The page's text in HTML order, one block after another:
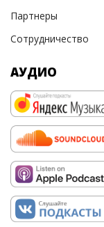
Партнеры
Сотрудничество
АУДИО